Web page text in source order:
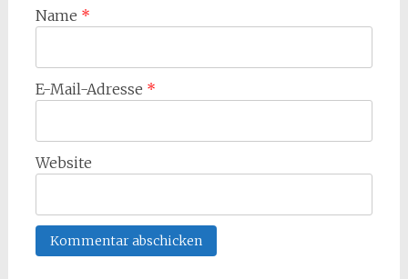
Name *
E-Mail-Adresse *
Website